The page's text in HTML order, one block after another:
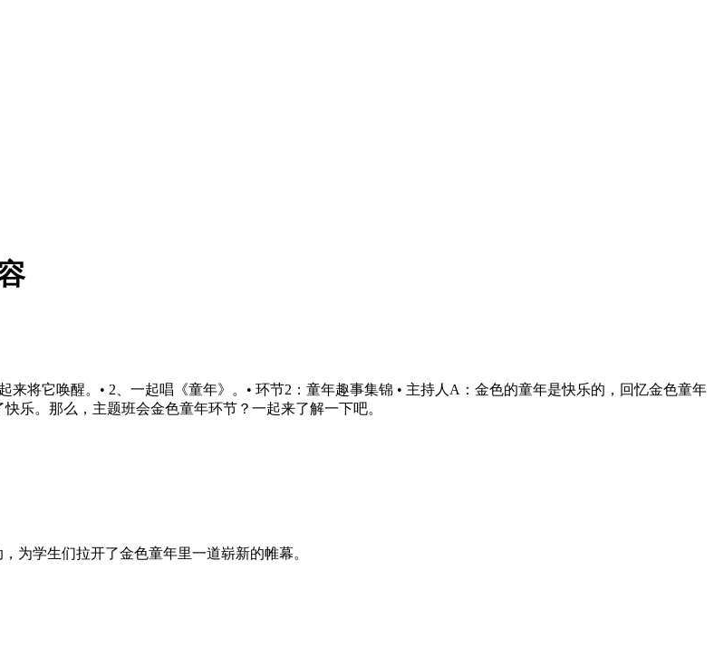
将它唤醒。• 2、一起唱《童年》。• 环节2：童年趣事集锦 • 主持人A：金色的童年是快乐的，回忆金色童年
乐。那么，主题班会金色童年环节？一起来了解一下吧。
为学生们拉开了金色童年里一道崭新的帷幕。